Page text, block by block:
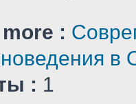
:
в
: 1